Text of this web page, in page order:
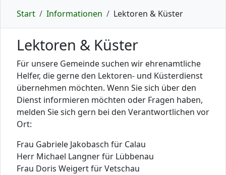
Start Informationen Lektoren & Küster
Lektoren & Küster
Für unsere Gemeinde suchen wir ehrenamtliche
Helfer, die gerne den Lektoren- und Küsterdienst
übernehmen möchten. Wenn Sie sich über den
Dienst informieren möchten oder Fragen haben,
melden Sie sich gern bei den Verantwortlichen vor
Ort:
Frau Gabriele Jakobasch für Calau
Herr Michael Langner für Lübbenau
Frau Doris Weigert für Vetschau